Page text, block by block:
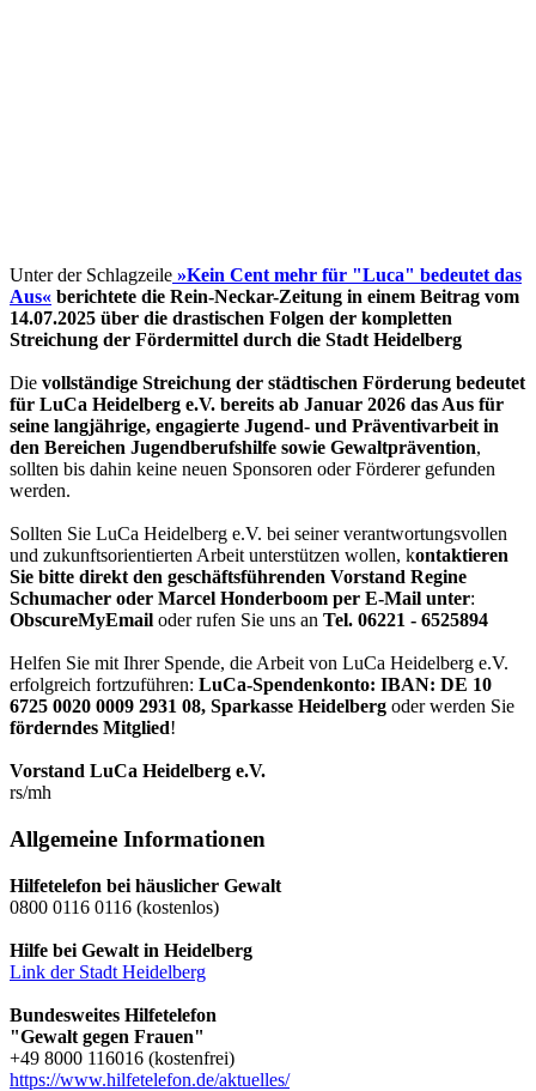
Unter der Schlagzeile »Kein Cent mehr für "Luca" bedeutet das
Aus« berichtete die Rein-Neckar-Zeitung in einem Beitrag vom
14.07.2025 über die drastischen Folgen der kompletten
Streichung der Fördermittel durch die Stadt Heidelberg
Die vollständige Streichung der städtischen Förderung bedeutet
für LuCa Heidelberg e.V. bereits ab Januar 2026 das Aus für
seine langjährige, engagierte Jugend- und Präventivarbeit in
den Bereichen Jugendberufshilfe sowie Gewaltprävention,
sollten bis dahin keine neuen Sponsoren oder Förderer gefunden
werden.
Sollten Sie LuCa Heidelberg e.V. bei seiner verantwortungsvollen
und zukunftsorientierten Arbeit unterstützen wollen, kontaktieren
Sie bitte direkt den geschäftsführenden Vorstand Regine
Schumacher oder Marcel Honderboom per E-Mail unter:
ObscureMyEmail oder rufen Sie uns an Tel. 06221 - 6525894
Helfen Sie mit Ihrer Spende, die Arbeit von LuCa Heidelberg e.V.
erfolgreich fortzuführen: LuCa-Spendenkonto: IBAN: DE 10
6725 0020 0009 2931 08, Sparkasse Heidelberg oder werden Sie
förderndes Mitglied!
Vorstand LuCa Heidelberg e.V.
rs/mh
Allgemeine Informationen
Hilfetelefon bei häuslicher Gewalt
0800 0116 0116 (kostenlos)
Hilfe bei Gewalt in Heidelberg
Link der Stadt Heidelberg
Bundesweites Hilfetelefon
"Gewalt gegen Frauen"
+49 8000 116016 (kostenfrei)
https://www.hilfetelefon.de/aktuelles/